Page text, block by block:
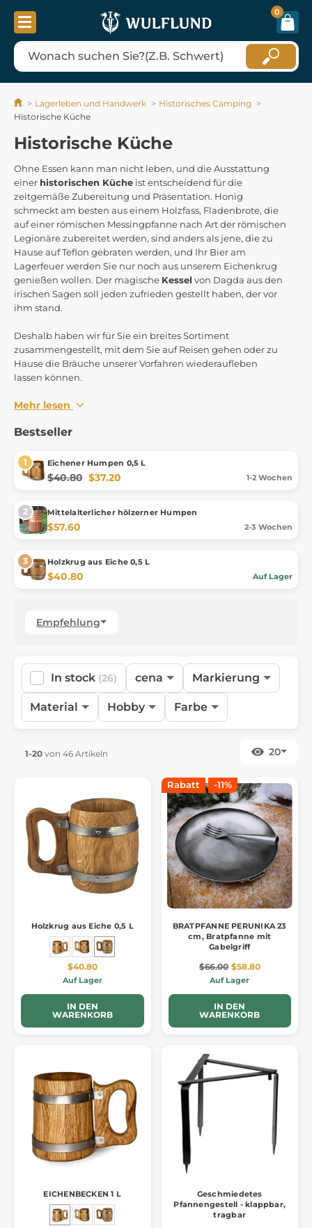
0
Lagerleben und Handwerk
Historisches Camping
Historische Küche
Historische Küche
Ohne Essen kann man nicht leben, und die Ausstattung
einer historischen Küche ist entscheidend für die
zeitgemäße Zubereitung und Präsentation. Honig
schmeckt am besten aus einem Holzfass, Fladenbrote, die
auf einer römischen Messingpfanne nach Art der römischen
Legionäre zubereitet werden, sind anders als jene, die zu
Hause auf Teflon gebraten werden, und Ihr Bier am
Lagerfeuer werden Sie nur noch aus unserem Eichenkrug
genießen wollen. Der magische Kessel von Dagda aus den
irischen Sagen soll jeden zufrieden gestellt haben, der vor
ihm stand.
Deshalb haben wir für Sie ein breites Sortiment
zusammengestellt, mit dem Sie auf Reisen gehen oder zu
Hause die Bräuche unserer Vorfahren wiederaufleben
lassen können.
Mehr lesen
Bestseller
Eichener Humpen 0,5 L
$40.80 $37.20 1-2 Wochen
Mittelalterlicher hölzerner Humpen
$57.60 2-3 Wochen
Holzkrug aus Eiche 0,5 L
$40.80 Auf Lager
Empfehlung
In stock (26) cena Markierung
Material Hobby Farbe
1-20 von 46 Artikeln 20
Holzkrug aus Eiche 0,5 L
$40.80
Auf Lager
IN DEN
WARENKORB
Rabatt -11%
BRATPFANNE PERUNIKA 23
cm, Bratpfanne mit
Gabelgriff
$66.00 $58.80
Auf Lager
IN DEN
WARENKORB
EICHENBECKEN 1 L
Geschmiedetes
Pfannengestell - klappbar,
tragbar